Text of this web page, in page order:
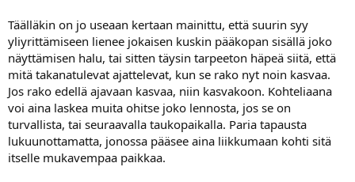
Täälläkin on jo useaan kertaan mainittu, että suurin syy
yliyrittämiseen lienee jokaisen kuskin pääkopan sisällä joko
näyttämisen halu, tai sitten täysin tarpeeton häpeä siitä, että
mitä takanatulevat ajattelevat, kun se rako nyt noin kasvaa.
Jos rako edellä ajavaan kasvaa, niin kasvakoon. Kohteliaana
voi aina laskea muita ohitse joko lennosta, jos se on
turvallista, tai seuraavalla taukopaikalla. Paria tapausta
lukuunottamatta, jonossa pääsee aina liikkumaan kohti sitä
itselle mukavempaa paikkaa.